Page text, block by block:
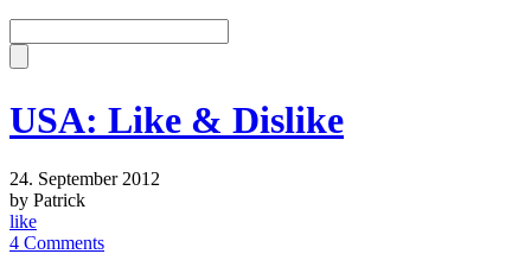
USA: Like & Dislike
24. September 2012
by Patrick
like
4 Comments